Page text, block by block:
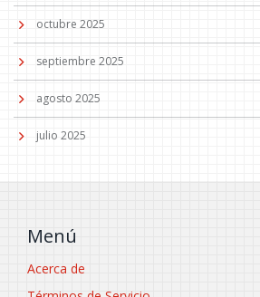
octubre 2025
septiembre 2025
agosto 2025
julio 2025
Menú
Acerca de